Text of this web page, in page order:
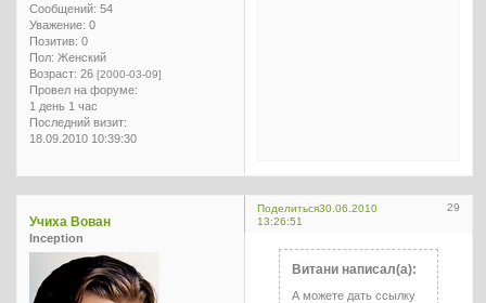
Сообщений: 54
Уважение: 0
Позитив: 0
Пол: Женский
Возраст: 26 [2000-03-09]
Провел на форуме:
1 день 1 час
Последний визит:
18.09.2010 10:39:30
Поделиться 29
30.06.2010
13:26:51
Учиха Вован
Inception
Витани написал(а):
А можете дать ссылку